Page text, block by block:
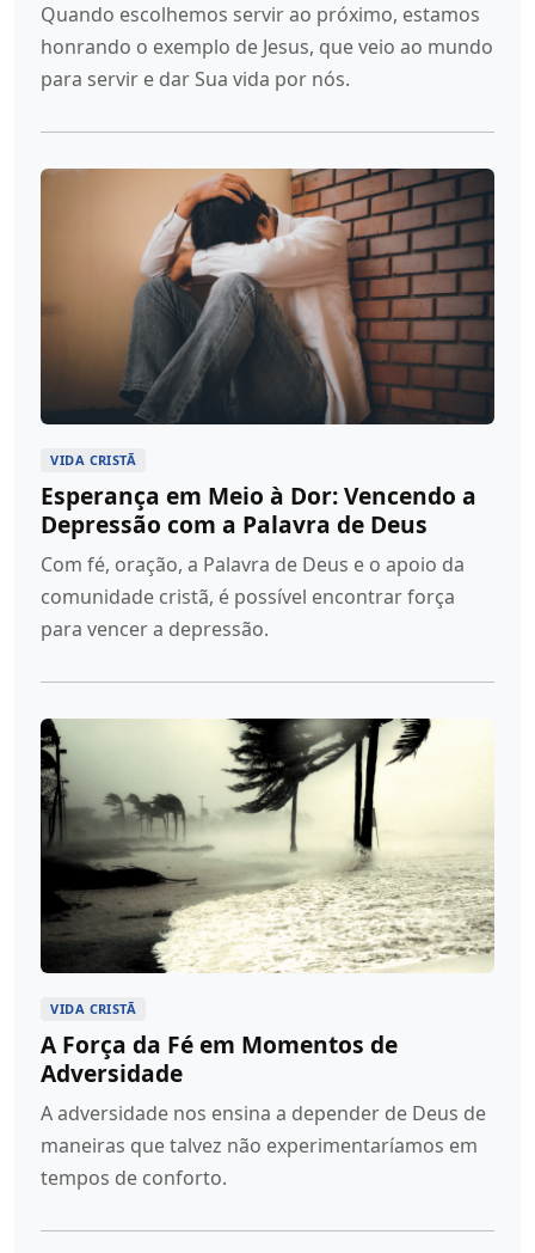
Quando escolhemos servir ao próximo, estamos
honrando o exemplo de Jesus, que veio ao mundo
para servir e dar Sua vida por nós.
VIDA CRISTÃ
Esperança em Meio à Dor: Vencendo a
Depressão com a Palavra de Deus
Com fé, oração, a Palavra de Deus e o apoio da
comunidade cristã, é possível encontrar força
para vencer a depressão.
VIDA CRISTÃ
A Força da Fé em Momentos de
Adversidade
A adversidade nos ensina a depender de Deus de
maneiras que talvez não experimentaríamos em
tempos de conforto.